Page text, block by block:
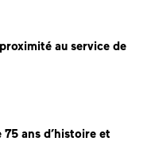
au service de
ans d’histoire et